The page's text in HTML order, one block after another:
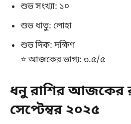
শুভ সংখ্যা: ১০
শুভ ধাতু: লোহা
শুভ দিক: দক্ষিণ
⭐ আজকের ভাগ্য: ৩.৫/৫
ধনু রাশির আজকের
সেপ্টেম্বর ২০২৫